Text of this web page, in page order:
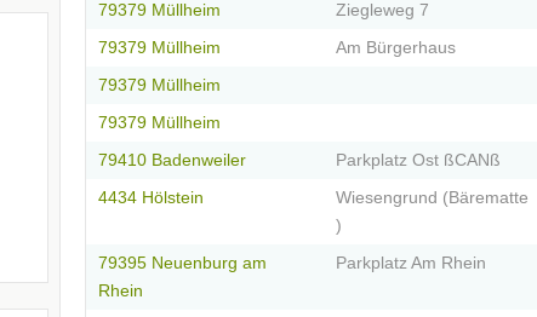
79379 Müllheim Ziegleweg 7
79379 Müllheim Am Bürgerhaus
79379 Müllheim
79379 Müllheim
79410 Badenweiler Parkplatz Ost ßCANß
4434 Hölstein
Wiesengrund (Bärematte
)
79395 Neuenburg am
Rhein
Parkplatz Am Rhein